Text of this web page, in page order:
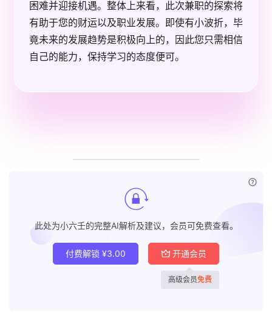
困难并迎接机遇。整体上来看，此次兼职的探索将
有助于您的财运以及职业发展。即使有小波折，毕
竟未来的发展趋势是积极向上的，因此您只需相信
自己的能力，保持学习的态度便可。
此处为小六壬的完整AI解析及建议，会员可免费查看。
付费解锁 ¥3.00 开通会员
高级会员免费